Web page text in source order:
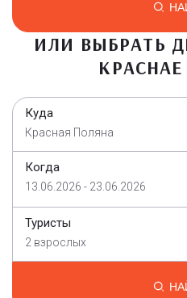
ИЛИ ВЫБРАТЬ
Куда
Красная Поляна
Когда
13.06.2026 - 23.06.2026
Туристы
2 взрослых